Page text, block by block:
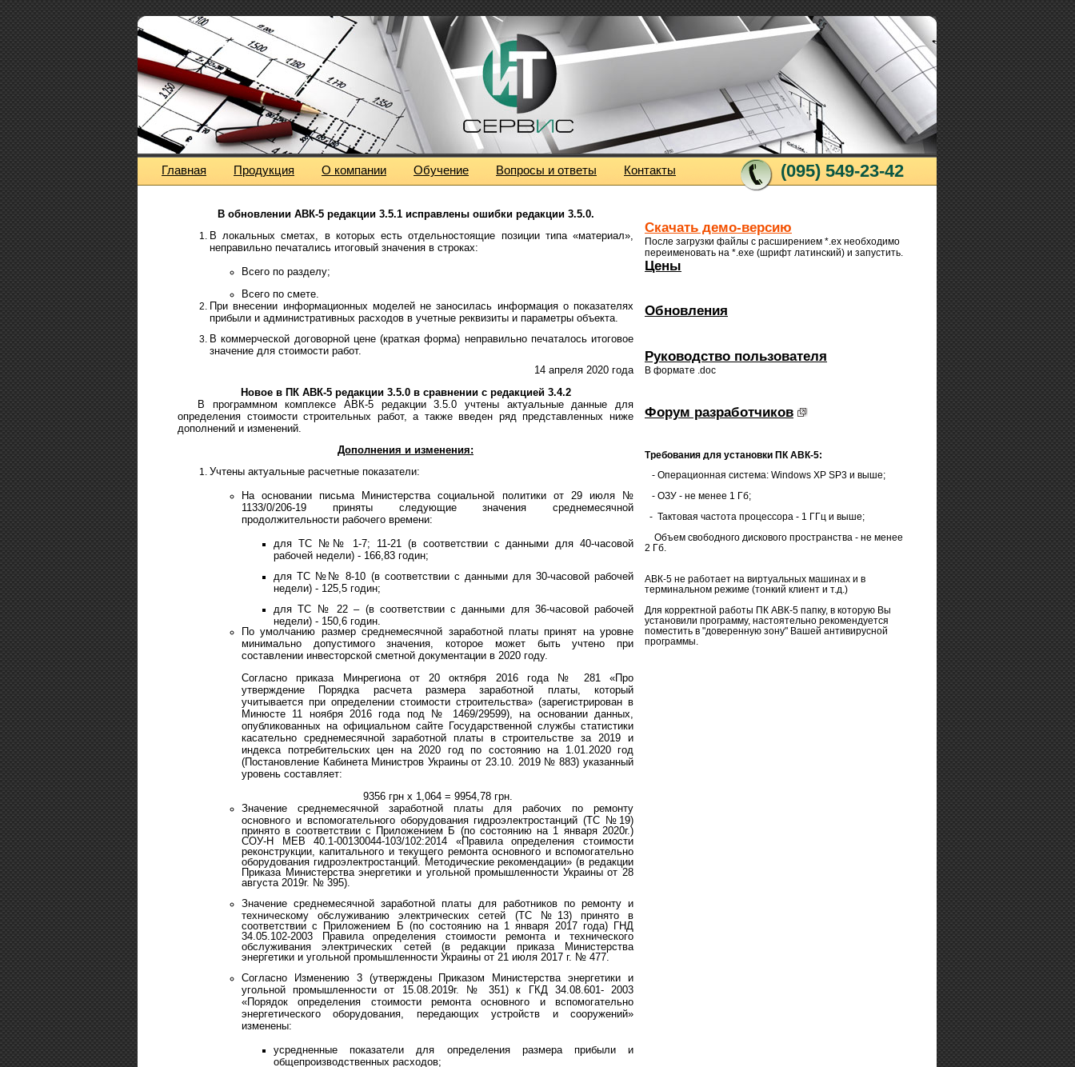
Главная Продукция О компании Обучение Вопросы и ответы Контакты (095) 549-23-42
В обновлении АВК-5 редакции 3.5.1исправлены ошибки редакции 3.5.0.
В локальных сметах, в которых есть отдельностоящие позиции типа «материал»,
неправильно печатались итоговый значения в строках:
Всего по разделу;
Всего по смете.
При внесении информационных моделей не заносилась информация о показателях
прибыли и административных расходов в учетные реквизиты и параметры объекта.
В коммерческой договорной цене (краткая форма) неправильно печаталось итоговое
значение для стоимости работ.
14 апреля 2020 года
Новое в ПК АВК-5 редакции 3.5.0в сравнении с редакцией 3.4.2
В программном комплексе АВК-5 редакции 3.5.0 учтены актуальные данные для
определения стоимости строительных работ, а также введен ряд представленных ниже
дополнений и изменений.
Дополнения и изменения:
Учтены актуальные расчетные показатели:
На основании письма Министерства социальной политики от 29 июля №
1133/0/206-19 приняты следующие значения среднемесячной
продолжительности рабочего времени:
для ТС №№ 1-7; 11-21 (в соответствии с данными для 40-часовой
рабочей недели) - 166,83 годин;
для ТС №№ 8-10 (в соответствии с данными для 30-часовой рабочей
недели) - 125,5 годин;
для ТС № 22 – (в соответствии с данными для 36-часовой рабочей
недели) - 150,6 годин.
По умолчанию размер среднемесячной заработной платы принят на уровне
минимально допустимого значения, которое может быть учтено при
составлении инвесторской сметной документации в 2020 году.
Согласно приказа Минрегиона от 20 октября 2016 года № 281 «Про
утверждение Порядка расчета размера заработной платы, который
учитывается при определении стоимости строительства» (зарегистрирован в
Минюсте 11 ноября 2016 года под № 1469/29599), на основании данных,
опубликованных на официальном сайте Государственной службы статистики
касательно среднемесячной заработной платы в строительстве за 2019 и
индекса потребительских цен на 2020 год по состоянию на 1.01.2020 год
(Постановление Кабинета Министров Украины от 23.10. 2019 № 883) указанный
уровень составляет:
9356 грн х 1,064 = 9954,78 грн.
Значение среднемесячной заработной платы для рабочих по ремонту
основного и вспомогательного оборудования гидроэлектростанций (ТС №19)
принято в соответствии с Приложением Б (по состоянию на 1 января 2020г.)
СОУ-Н МЕВ 40.1-00130044-103/102:2014 «Правила определения стоимости
реконструкции, капитального и текущего ремонта основного и вспомогательно
оборудования гидроэлектростанций. Методические рекомендации» (в редакции
Приказа Министерства энергетики и угольной промышленности Украины от 28
августа 2019г. № 395).
Значение среднемесячной заработной платы для работников по ремонту и
техническому обслуживанию электрических сетей (ТС №13) принято в
соответствии с Приложением Б (по состоянию на 1 января 2017 года) ГНД
34.05.102-2003 Правила определения стоимости ремонта и технического
обслуживания электрических сетей (в редакции приказа Министерства
энергетики и угольной промышленности Украины от 21 июля 2017 г. № 477.
Согласно Изменению 3 (утверждены Приказом Министерства энергетики и
угольной промышленности от 15.08.2019г. № 351) к ГКД 34.08.601- 2003
«Порядок определения стоимости ремонта основного и вспомогательно
энергетического оборудования, передающих устройств и сооружений»
изменены:
усредненные показатели для определения размера прибыли и
общепроизводственных расходов;
Скачать демо-версию
После загрузки файлы с расширением *.ex необходимо
переименовать на *.exe (шрифт латинский) и запустить.
Цены
Обновления
Руководство пользователя
В формате .doc
Форум разработчиков
Требования для установки ПК АВК-5:
- Операционная система: Windows XP SP3 и выше;
- ОЗУ - не менее 1 Гб;
- Тактовая частота процессора - 1 ГГц и выше;
Объем свободного дискового пространства - не менее
2 Гб.
АВК-5 не работает на виртуальных машинах и в
терминальном режиме (тонкий клиент и т.д.)
Для корректной работы ПК АВК-5 папку, в которую Вы
установили программу, настоятельно рекомендуется
поместить в "доверенную зону" Вашей антивирусной
программы.